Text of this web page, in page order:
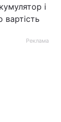
і
Реклама